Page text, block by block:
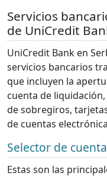
Servicios
de UniCredit
UniCredit Bank en
servicios bancarios
que incluyen la
cuenta de
de sobregiros,
de cuentas
Selector de
Estas son las